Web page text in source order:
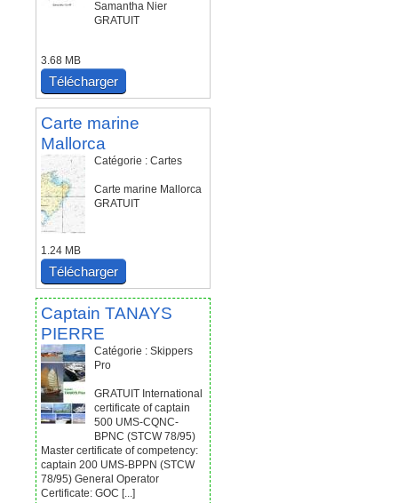
Samantha Nier
GRATUIT
3.68 MB
Télécharger
Carte marine
Mallorca
Catégorie : Cartes
Carte marine Mallorca
GRATUIT
1.24 MB
Télécharger
Captain TANAYS
PIERRE
Catégorie : Skippers
Pro
GRATUIT International
certificate of captain
500 UMS-CQNC-
BPNC (STCW 78/95)
Master certificate of competency:
captain 200 UMS-BPPN (STCW
78/95) General Operator
Certificate: GOC [...]